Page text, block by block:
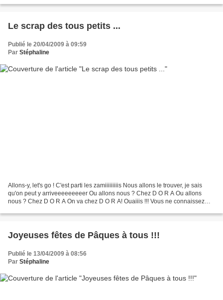
Le scrap des tous petits ...
Publié le 20/04/2009 à 09:59
Par Stéphaline
Allons-y, let's go ! C'est parti les zamiiiiiiiiis Nous allons le trouver, je sais
qu'on peut y arriveeeeeeeeer Ou allons nous ? Chez D O R A Ou allons
nous ? Chez D O R A On va chez D O R A! Ouaiiis !!! Vous ne connaissez
Joyeuses fêtes de Pâques à tous !!!
Publié le 13/04/2009 à 08:56
Par Stéphaline